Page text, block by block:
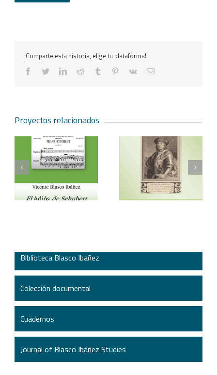
¡Comparte esta historia, elige tu plataforma!
facebooktwitterlinkedinreddit tumblr pinterest
vk
Correo
Proyectos relacionados
Vicente Blasco Ibáñez,
Hugo de Moncada
Aventura veneciana y
otros cuentos
Biblioteca Blasco Ibañez
Colección documental
Cuadernos
Journal of Blasco Ibáñez Studies